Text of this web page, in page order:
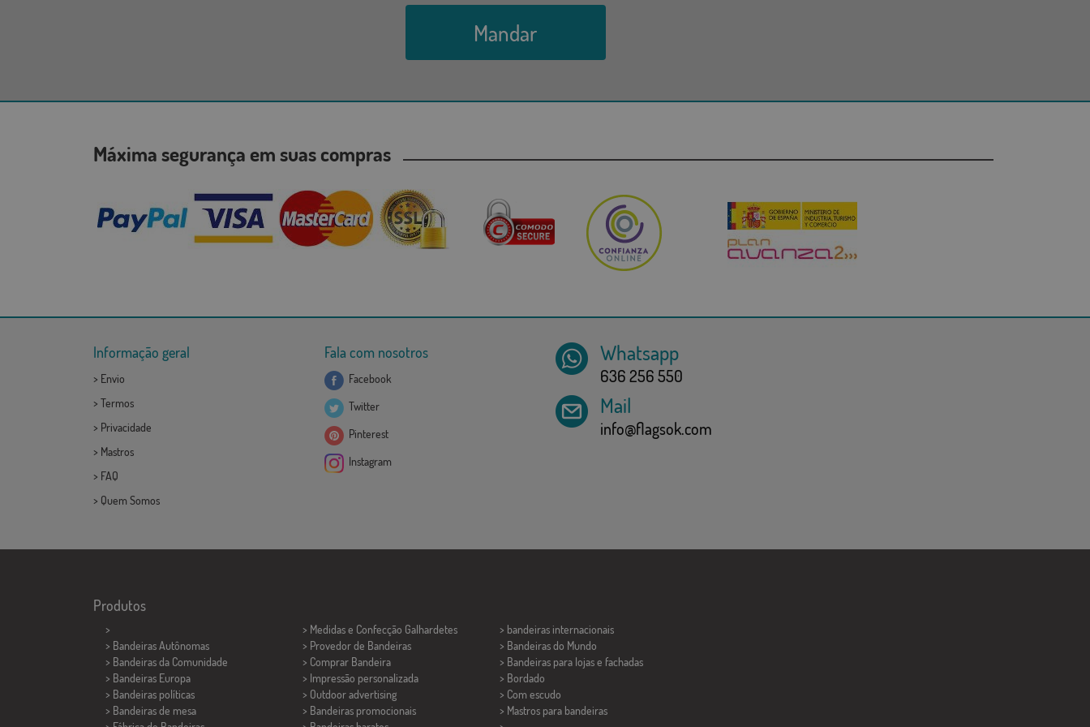
Mandar
Máxima segurança em suas compras
Informação geral
> Envio
> Termos
> Privacidade
> Mastros
> FAQ
> Quem Somos
Fala com nosotros
Facebook
Twitter
Pinterest
Instagram
Whatsapp
636 256 550
Mail
info@flagsok.com
Produtos
>
> Bandeiras Autônomas
> Bandeiras da Comunidade
> Bandeiras Europa
> Bandeiras políticas
> Bandeiras de mesa
> Medidas e Confecção Galhardetes
> Provedor de Bandeiras
> Comprar Bandeira
> Impressão personalizada
> Outdoor advertising
> Bandeiras promocionais
> bandeiras internacionais
> Bandeiras do Mundo
> Bandeiras para lojas e fachadas
> Bordado
> Com escudo
> Mastros para bandeiras